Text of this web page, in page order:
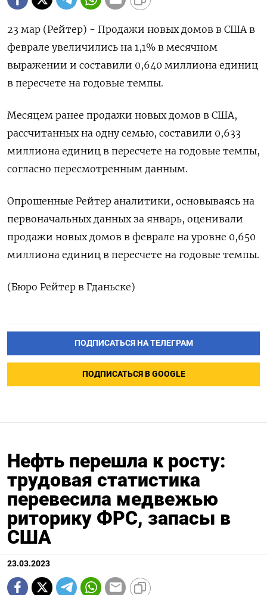
23 мар (Рейтер) - Продажи новых домов в США в
феврале увеличились на 1,1% в месячном
выражении и составили 0,640 миллиона единиц
в пересчете на годовые темпы.
Месяцем ранее продажи новых домов в США,
рассчитанных на одну семью, составили 0,633
миллиона единиц в пересчете на годовые темпы,
согласно пересмотренным данным.
Опрошенные Рейтер аналитики, основываясь на
первоначальных данных за январь, оценивали
продажи новых домов в феврале на уровне 0,650
миллиона единиц в пересчете на годовые темпы.
(Бюро Рейтер в Гданьске)
ПОДПИСАТЬСЯ НА ТЕЛЕГРАМ
ПОДПИСАТЬСЯ В GOOGLE
Нефть перешла к росту:
трудовая статистика
перевесила медвежью
риторику ФРС, запасы в
США
23.03.2023